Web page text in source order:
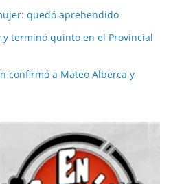
quedó aprehendido
y terminó quinto en el Provincial
confirmó a Mateo Alberca y